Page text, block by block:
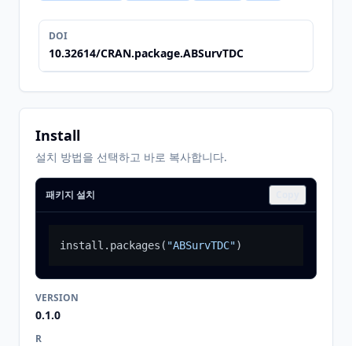
DOI
10.32614/CRAN.package.ABSurvTDC
Install
설치 방법을 선택하고 바로 복사합니다.
패키지 설치
install.packages ( "ABSurvTDC")
VERSION
0.1.0
R